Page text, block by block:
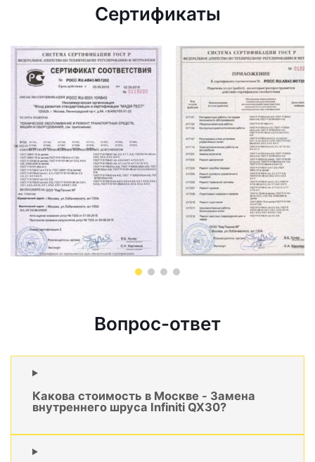
Сертификаты
Вопрос-ответ
Какова стоимость в Москве - Замена
внутреннего шруса Infiniti QX30?